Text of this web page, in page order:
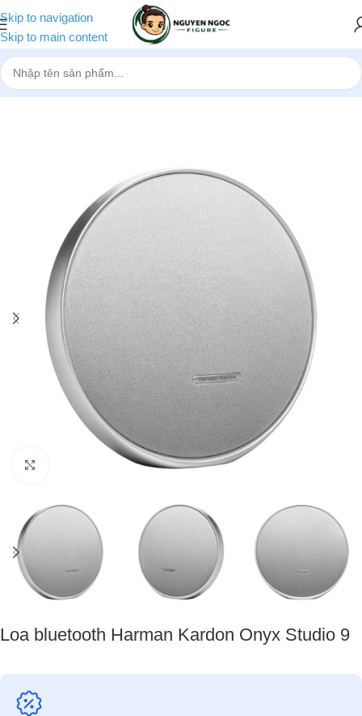
Skip to navigation
Skip to main content
Trang chủ»Cửa hàng»Loa bluetooth Harman Kardon Onyx Studio
Nhấp để phóng to
Loa bluetooth Harman Kardon Onyx Studio 9